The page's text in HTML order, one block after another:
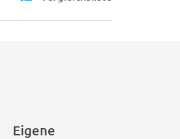
Eigene